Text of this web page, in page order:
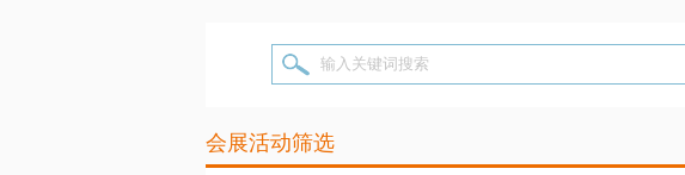
输入关键词搜索
会展活动筛选